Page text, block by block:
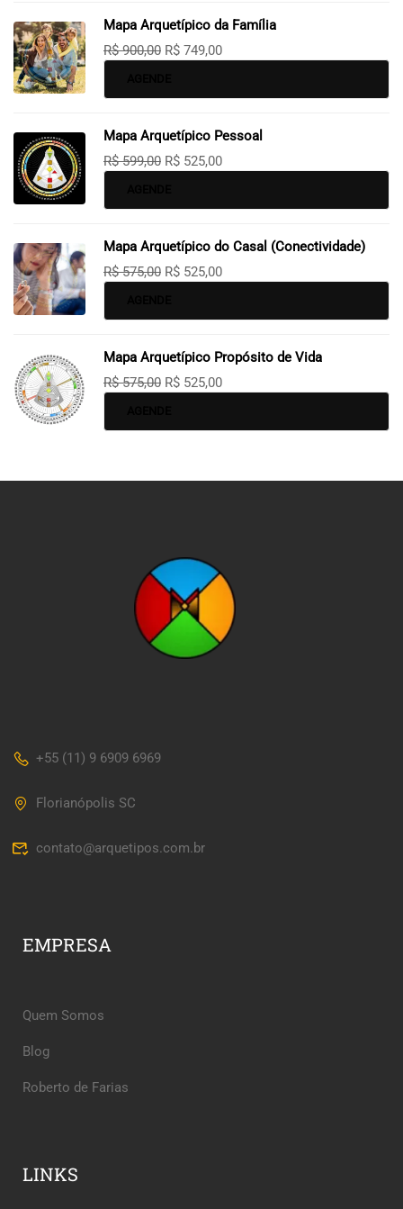
Mapa Arquetípico da Família
R$900,00 R$ 749,00
Mapa Arquetípico Pessoal
R$599,00 R$ 525,00
Mapa Arquetípico do Casal (Conectividade)
R$575,00 R$ 525,00
Mapa Arquetípico Propósito de Vida
R$575,00 R$ 525,00
+55 (11) 9 6909 6969
Florianópolis SC
contato@arquetipos.com.br
EMPRESA
Quem Somos
Blog
Roberto de Farias
LINKS